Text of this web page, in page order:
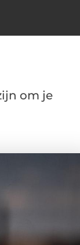
om je